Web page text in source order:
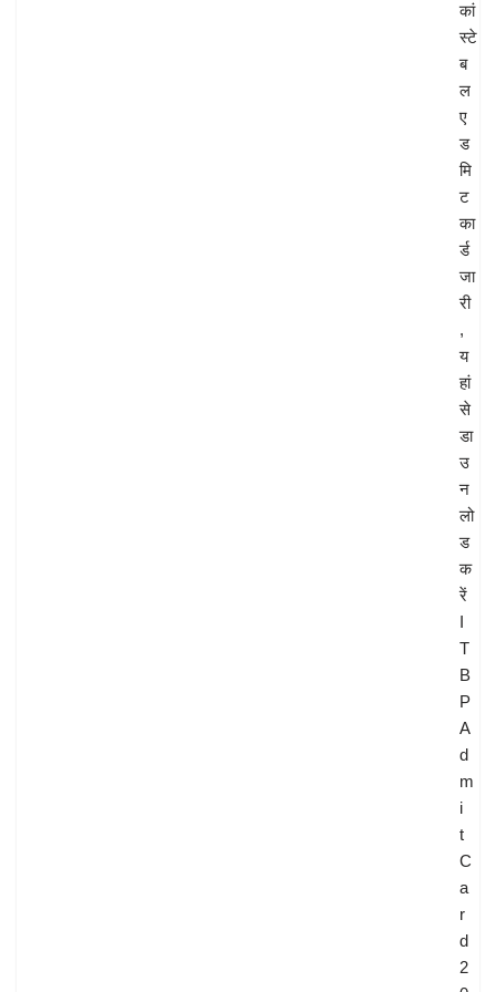
कां
स्टे
ब
ल
ए
ड
मि
ट
का
र्ड
जा
री
,
य
हां
से
डा
उ
न
लो
ड
क
रें
I
T
B
P
A
d
m
i
t
C
a
r
d
2